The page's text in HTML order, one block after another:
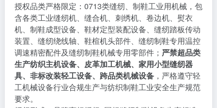
授权品类严格限定：0713类缝纫、制鞋工业用机械，包
含各类工业缝纫机、缝合机、刺绣机、卷边机、熨衣
机、制鞋成型设备、鞋材定型装配设备、缝纫踏板传动
装置、缝纫绕线轴、鞋楦机头部件、缝纫制鞋专用温控
调速精密配件及缝纫制鞋机械专用零部件； 严禁超品类
生产纺织主机设备、皮革加工机械、家用小型缝纫器
具、非标改装轻工设备、跨品类机械设备 ，严格遵守轻
工机械设备行业合规生产与纺织制鞋工业安全生产规范
要求。